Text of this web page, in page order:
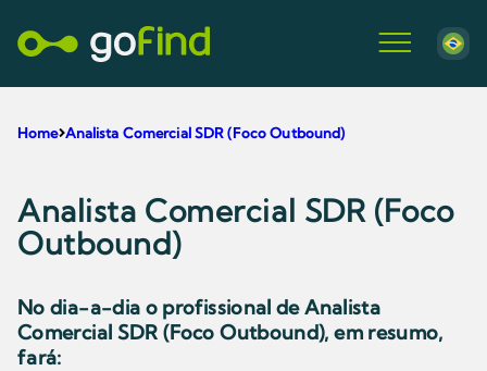
Home Analista Comercial SDR (Foco Outbound)
Analista Comercial SDR (Foco
Outbound)
No dia-a-dia o profissional deAnalista
Comercial SDR (Foco Outbound), em resumo,
fará: